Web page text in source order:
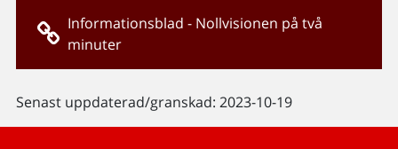
Informationsblad - Nollvisionen på två
minuter
Senast uppdaterad/granskad: 2023-10-19